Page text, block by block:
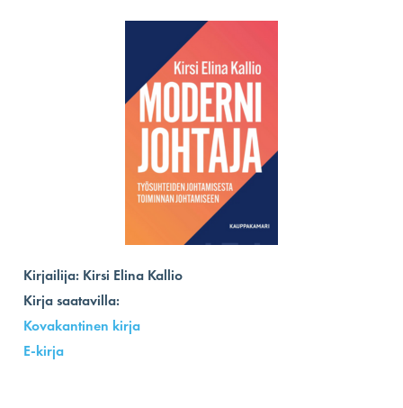
Kirjailija: Kirsi Elina Kallio
Kirja saatavilla:
Kovakantinen kirja
E-kirja